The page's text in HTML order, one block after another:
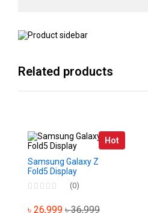
Related products
Hot
Samsung Galaxy Z
Fold5 Display
(0)
৳ 26,999 ৳ 36,999